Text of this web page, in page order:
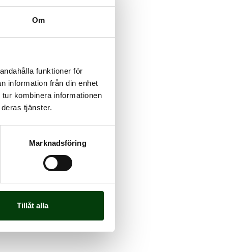
Om
funktioner för
information från din enhet
kombinera informationen
tjänster.
Marknadsföring
Tillåt alla